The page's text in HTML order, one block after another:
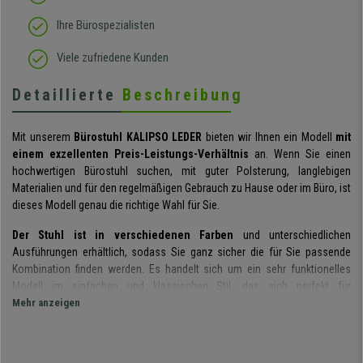
Ihre Bürospezialisten
Viele zufriedene Kunden
Detaillierte Beschreibung
Mit unserem Bürostuhl KALIPSO LEDER bieten wir Ihnen ein Modell mit
einem exzellenten Preis-Leistungs-Verhältnis an. Wenn Sie einen
hochwertigen Bürostuhl suchen, mit guter Polsterung, langlebigen
Materialien und für den regelmäßigen Gebrauch zu Hause oder im Büro, ist
dieses Modell genau die richtige Wahl für Sie.
Der Stuhl ist in verschiedenen Farben und unterschiedlichen
Ausführungen erhältlich, sodass Sie ganz sicher die für Sie passende
Kombination finden werden. Es handelt sich um ein sehr funktionelles
Modell im einfachen und klassischen Stil, das sich perfekt für
den täglichen Gebrauch im Büro oder zu Hause eignet.
Mehr anzeigen